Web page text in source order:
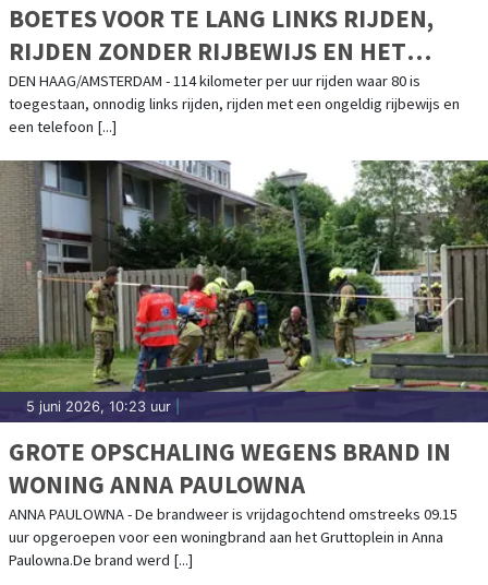
BOETES VOOR TE LANG LINKS RIJDEN,
RIJDEN ZONDER RIJBEWIJS EN HET
VASTHOUDEN VAN EEN TELEFOON
DEN HAAG/AMSTERDAM - 114 kilometer per uur rijden waar 80 is
toegestaan, onnodig links rijden, rijden met een ongeldig rijbewijs en
een telefoon [...]
5 juni 2026, 10:23 uur
GROTE OPSCHALING WEGENS BRAND IN
WONING ANNA PAULOWNA
ANNA PAULOWNA - De brandweer is vrijdagochtend omstreeks 09.15
uur opgeroepen voor een woningbrand aan het Gruttoplein in Anna
Paulowna.De brand werd [...]